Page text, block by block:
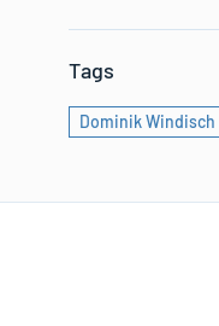
Tags
Dominik Windisch